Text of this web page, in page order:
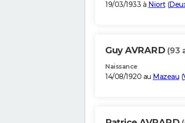
19/03/1933 à Niort(
Guy AVRARD (93
Naissance
14/08/1920 au Mazeau (